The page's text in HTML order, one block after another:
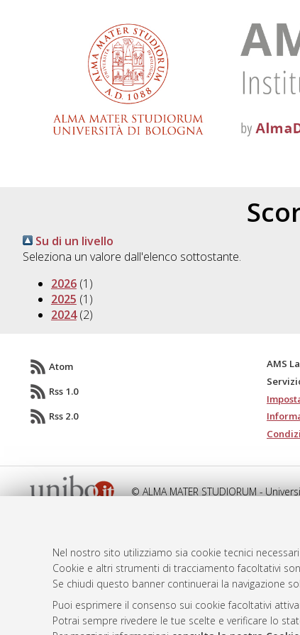
Nel nostro sito utilizziamo sia cookie tecnici
Cookie e altri strumenti di tracciamento facoltativi
Se chiudi questo banner continuerai la navigazione
Puoi esprimere il consenso sui cookie facoltativi
Potrai sempre rivedere le tue scelte e verificare lo
Su di un livello
Seleziona un valore dall'elenco sottostante.
2026(1)
2025 (1)
2024(2)
Atom
Rss 1.0
Rss 2.0
AMS
© ALMA MATER STUDIORUM -